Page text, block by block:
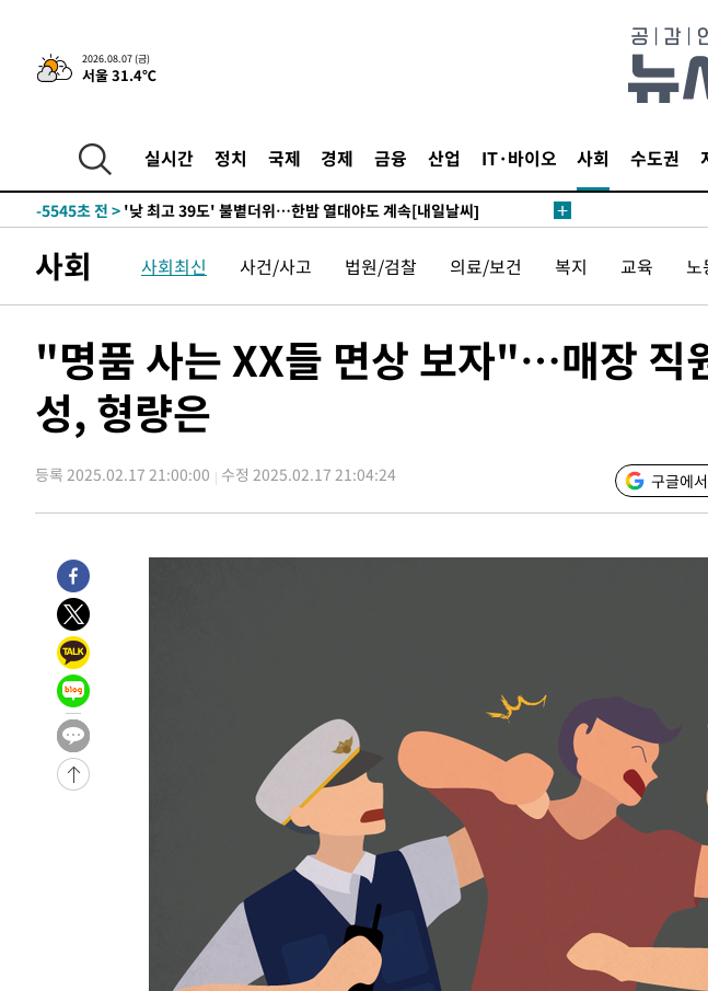
2026.08.07 (금)
서울 31.4℃
실시간 정치 국제 경제 금융 산업 IT·바이오 사회 수도권
-22969초 전 >경찰, '홍명보는 2순위' 결론냈던 스포츠윤리센터도 압수수색
-8565초 전 >[속보]합참 "北 발사체는 단거리탄도미사일…감시·경계태세 강화"
-6743초 전 >
[속보] SKT, 에이닷 서비스 장애 발생…"원인 파악 중"
-6149초 전 >
-5545초 전 > '낮 최고 39도' 불볕더위…한밤 열대야도 계속[내일날씨]
-5166초 전 >
"韓 외환시장 개입 관측 배경엔 美의 대한국 무역적자 있어"
-4993초 전 >'월드컵 탈락 후폭풍' 축구협회…초유의 압수수색에 '충격·당황'
-4395초 전 >[속보]종합특검, 대검 추가 압수수색…내란 중요임무종사 혐의
-490초 전 >[속보]코스닥, 800p 회복…0.26% 오른 801.67 마감
-420초 전 >[속보]코스피, 301.88포인트(4.58%) 내린 6296.38 마감
35분 전 >"여기 떨어졌다"…다누리, 스페이스X 로켓 달 충돌 흔적 포착
1시간 전 >손흥민, 5경기 연속골 실패…LAFC는 승부차기 끝 과달라하라 격파
-26075초 전 >
-25511초 전 >
-24304초 전 >
-22989초 전 >
-8585초 전 >
[속보]합참 "北 발사체는 단거리탄도미사일…감시·경계태세 강화"
-8333초 전 >
日방위성, 北이 동해로 쏜 발사체는 탄도미사일 가능성
-6763초 전 >
[속보] SKT, 에이닷 서비스 장애 발생…"원인 파악 중"
-6169초 전 >
[속보]합참 "북, 동해상으로 미상 발사체 발사"
'낮 최고 39도' 불볕더위…한밤 열대야도 계속[내일날씨]
[속보]7~9일 프로야구 3연전도 폭염 취소…11일 재개
"韓 외환시장 개입 관측 배경엔 美의 대한국 무역적자 있어"
'월드컵 탈락 후폭풍' 축구협회…초유의 압수수색에 '충격·당황'
서울 낮 37.9도, 올여름 최고치 경신…영등포 순간 '40도'
[속보]종합특검, 대검 추가 압수수색…내란 중요임무종사 혐의
사회 사회최신 사건/사고 법원/검찰 의료/보건 복지 교육 노
"명품 사는 XX들 면상 보자"…매장 직
성, 형량은
등록 2025.02.17 21:00:00 수정 2025.02.17 21:04:24 구글에